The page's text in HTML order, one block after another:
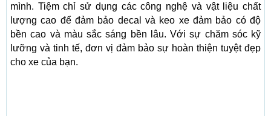
mình. Tiệm chỉ sử dụng các công nghệ và vật liệu chất
lượng cao để đảm bảo decal và keo xe đảm bảo có độ
bền cao và màu sắc sáng bền lâu. Với sự chăm sóc kỹ
lưỡng và tinh tế, đơn vị đảm bảo sự hoàn thiện tuyệt đẹp
cho xe của bạn.